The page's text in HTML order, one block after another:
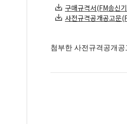
구매규격서(FM송신
사전규격공개공고
첨부한 사전규격공개